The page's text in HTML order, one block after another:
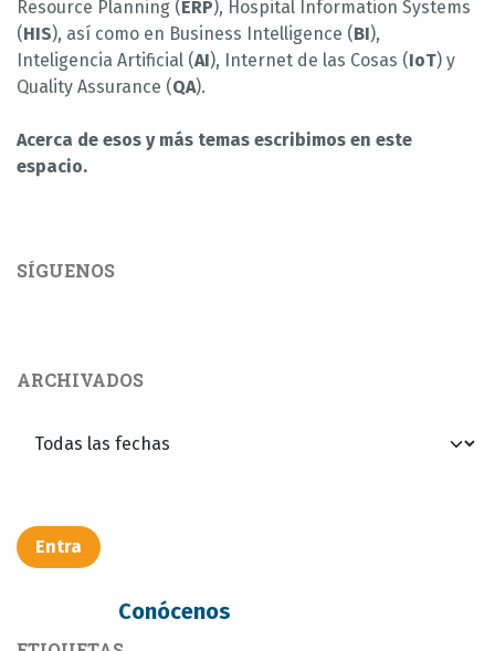
Resource Planning (ERP), Hospital Information Systems
(HIS), así como en Business Intelligence (BI),
Inteligencia Artificial (AI), Internet de las Cosas (IoT) y
Quality Assurance (QA).
Acerca de esos y más temas escribimos en este
espacio.
SÍGUENOS
ARCHIVADOS
Entra​​​​
Conócenos